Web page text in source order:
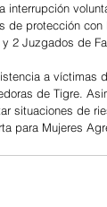
interrupción
de protección
2 Juzgados de
a víctimas
de Tigre.
situaciones de
para Mujeres